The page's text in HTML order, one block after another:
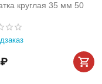
круглая 35 мм 50
₽